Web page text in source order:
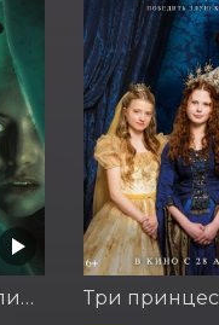
Корни: Сага о вампирах Три